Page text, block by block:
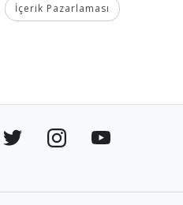
İçerik Pazarlaması